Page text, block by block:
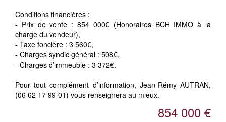
Conditions financières :
- Prix de vente : 854 000€ (Honoraires BCH IMMO à la
charge du vendeur),
- Taxe foncière : 3 560€,
- Charges syndic général : 508€,
- Charges d’immeuble : 3 372€.
Pour tout complément d’information, Jean-Rémy AUTRAN,
(06 62 17 99 01) vous renseignera au mieux.
854 000 €